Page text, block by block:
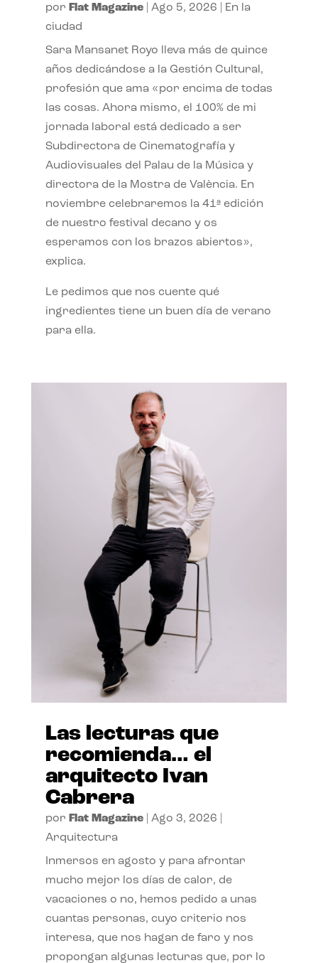
por Flat Magazine| Ago 5, 2026
En la
ciudad
Sara Mansanet Royo lleva más de quince
años dedicándose a la Gestión Cultural,
profesión que ama «por encima de todas
las cosas. Ahora mismo, el 100% de mi
jornada laboral está dedicado a ser
Subdirectora de Cinematografía y
Audiovisuales del Palau de la Música y
directora de la Mostra de València. En
noviembre celebraremos la 41ª edición
de nuestro festival decano y os
esperamos con los brazos abiertos»,
explica.
Le pedimos que nos cuente qué
ingredientes tiene un buen día de verano
para ella.
Las lecturas que
recomienda… el
arquitecto Ivan
Cabrera
por Flat Magazine| Ago 3, 2026
Arquitectura
Inmersos en agosto y para afrontar
mucho mejor los días de calor, de
vacaciones o no, hemos pedido a unas
cuantas personas, cuyo criterio nos
interesa, que nos hagan de faro y nos
propongan algunas lecturas que, por lo